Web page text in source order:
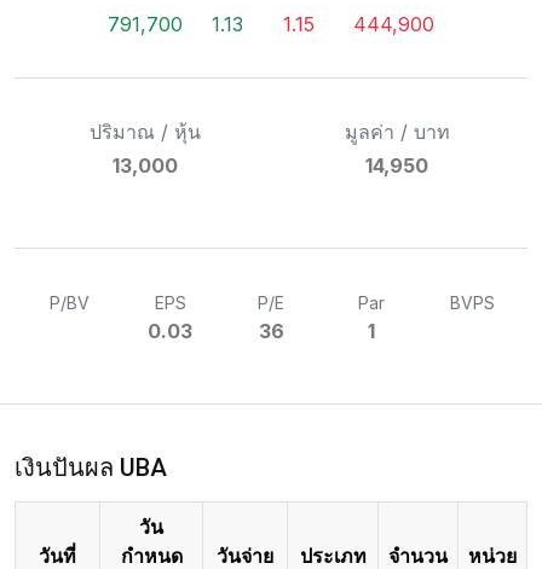
791,700
1.13
1.15
444,900
ปริมาณ / หุ้น
13,000
มูลค่า / บาท
14,950
P/BV EPS
0.03
P/E
36
Par
1
BVPS
เงินปันผล UBA
วันที่
วัน
กำหนด
วันจ่าย ประเภท จำนวน หน่วย